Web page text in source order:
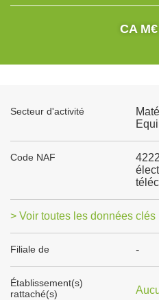
CA M€
Secteur d'activité
Code NAF
> Voir toutes les données clés
Filiale de -
Établissement(s)
rattaché(s)